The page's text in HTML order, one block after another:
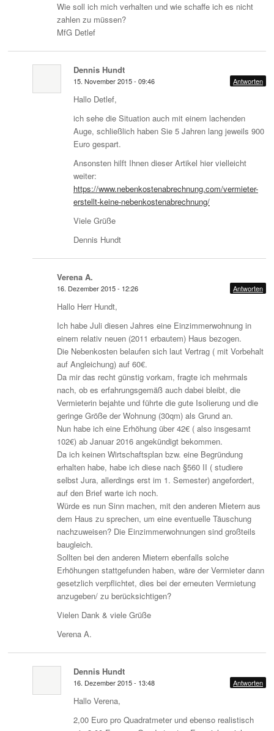
Wie soll ich mich verhalten und wie schaffe ich es nicht
zahlen zu müssen?
MfG Detlef
Dennis Hundt
15. November 2015 - 09:46 Antworten
Hallo Detlef,
ich sehe die Situation auch mit einem lachenden
Auge, schließlich haben Sie 5 Jahren lang jeweils 900
Euro gespart.
Ansonsten hilft Ihnen dieser Artikel hier vielleicht
weiter:
https://www.nebenkostenabrechnung.com/vermieter-
erstellt-keine-nebenkostenabrechnung/
Viele Grüße
Dennis Hundt
Verena A.
16. Dezember 2015 - 12:26 Antworten
Hallo Herr Hundt,
Ich habe Juli diesen Jahres eine Einzimmerwohnung in
einem relativ neuen (2011 erbautem) Haus bezogen.
Die Nebenkosten belaufen sich laut Vertrag ( mit Vorbehalt
auf Angleichung) auf 60€.
Da mir das recht günstig vorkam, fragte ich mehrmals
nach, ob es erfahrungsgemäß auch dabei bleibt, die
Vermieterin bejahte und führte die gute Isolierung und die
geringe Größe der Wohnung (30qm) als Grund an.
Nun habe ich eine Erhöhung über 42€ ( also insgesamt
102€) ab Januar 2016 angekündigt bekommen.
Da ich keinen Wirtschaftsplan bzw. eine Begründung
erhalten habe, habe ich diese nach §560 II ( studiere
selbst Jura, allerdings erst im 1. Semester) angefordert,
auf den Brief warte ich noch.
Würde es nun Sinn machen, mit den anderen Mietern aus
dem Haus zu sprechen, um eine eventuelle Täuschung
nachzuweisen? Die Einzimmerwohnungen sind großteils
baugleich.
Sollten bei den anderen Mietern ebenfalls solche
Erhöhungen stattgefunden haben, wäre der Vermieter dann
gesetzlich verpflichtet, dies bei der erneuten Vermietung
anzugeben/ zu berücksichtigen?
Vielen Dank & viele Grüße
Verena A.
Dennis Hundt
16. Dezember 2015 - 13:48 Antworten
Hallo Verena,
2,00 Euro pro Quadratmeter und ebenso realistisch